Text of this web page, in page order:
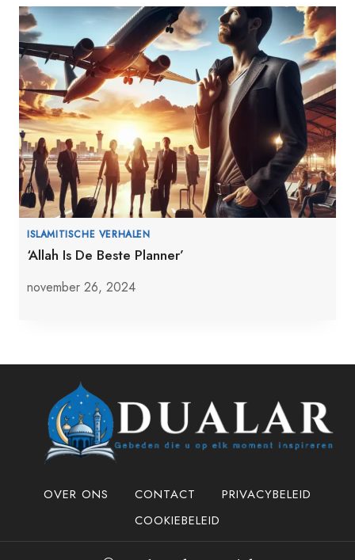
ISLAMITISCHE VERHALEN
‘Allah Is De Beste Planner’
november 26, 2024
OVER ONS CONTACT
PRIVACYBELEID
COOKIEBELEID